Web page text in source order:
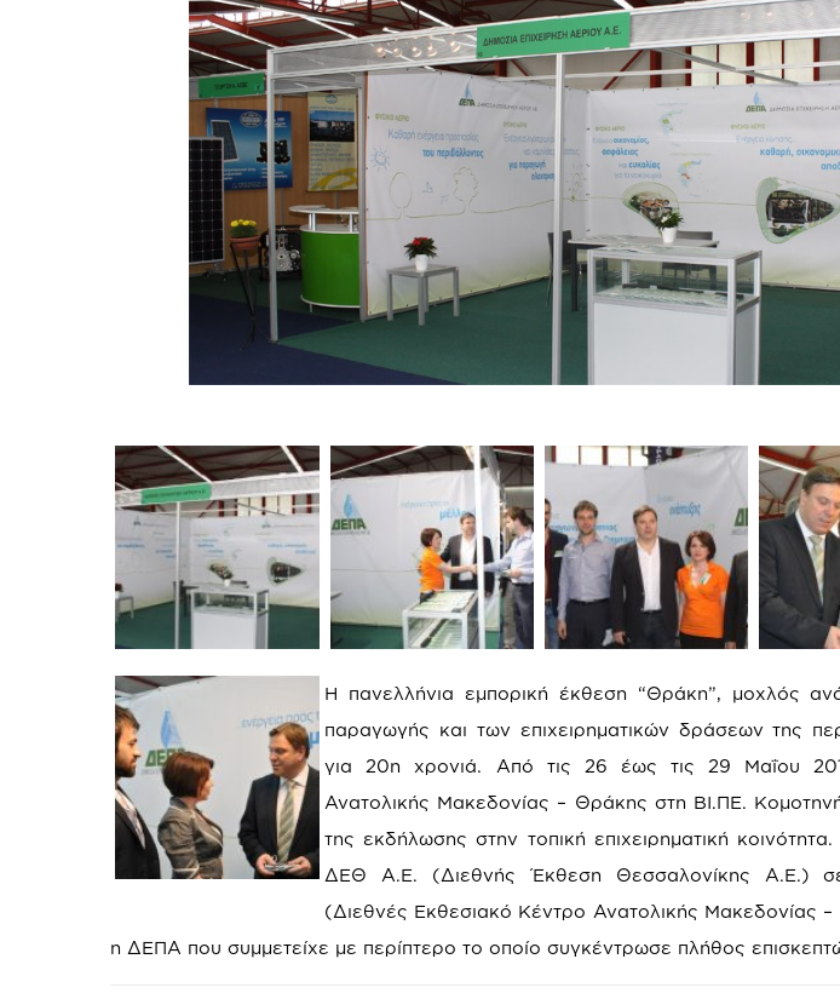
Η πανελλήνια εμπορική έκθεση “Θράκη”, μοχλός
παραγωγής και των επιχειρηματικών δράσεων της
για 20η χρονιά. Από τις 26 έως τις 29 Μαΐου
Ανατολικής Μακεδονίας – Θράκης στη ΒΙ.ΠΕ.
της εκδήλωσης στην τοπική επιχειρηματική
ΔΕΘ Α.Ε. (Διεθνής Έκθεση Θεσσαλονίκης Α.Ε.)
(Διεθνές Εκθεσιακό Κέντρο Ανατολικής Μακεδονίας
η ΔΕΠΑ που συμμετείχε με περίπτερο το οποίο συγκέντρωσε πλήθος